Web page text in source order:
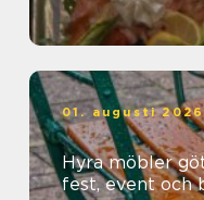
01. augusti 2026
Hyra möbler göteborg
fest, event och